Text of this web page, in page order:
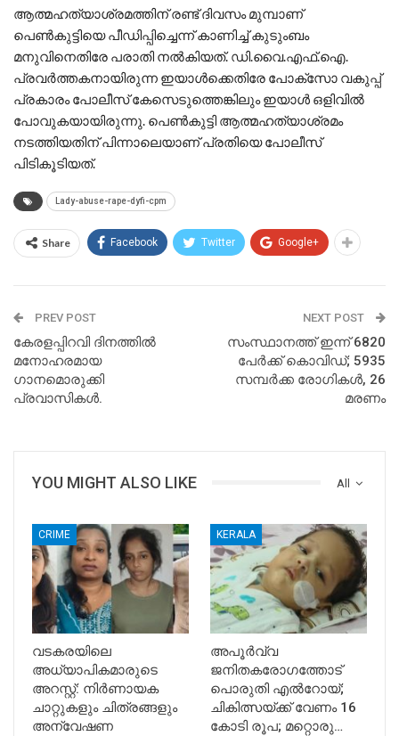
ആത്മഹത്യാശ്രമത്തിന് രണ്ട് ദിവസം മുമ്പാണ്
പെൺകുട്ടിയെ പീഡിപ്പിച്ചെന്ന് കാണിച്ച് കുടുംബം
മനുവിനെതിരേ പരാതി നൽകിയത്. ഡി.വൈ.എഫ്.ഐ.
പ്രവർത്തകനായിരുന്ന ഇയാൾക്കെതിരേ പോക്സോ വകുപ്പ്
പ്രകാരം പോലീസ് കേസെടുത്തെങ്കിലും ഇയാൾ ഒളിവിൽ
പോവുകയായിരുന്നു. പെൺകുട്ടി ആത്മഹത്യാശ്രമം
നടത്തിയതിന് പിന്നാലെയാണ് പ്രതിയെ പോലീസ്
പിടികൂടിയത്.
Lady-abuse-rape-dyfi-cpm
Share Facebook Twitter Google+
PREV POST
കേരളപ്പിറവി ദിനത്തില്‍
മനോഹരമായ
ഗാനമൊരുക്കി
പ്രവാസികള്‍.
NEXT POST
സംസ്ഥാനത്ത് ഇന്ന് 6820
പേർക്ക് കൊവിഡ്; 5935
സമ്പർക്ക രോഗികള്‍, 26
മരണം
All
YOU MIGHT ALSO LIKE
CRIME
വടകരയിലെ
അധ്യാപികമാരുടെ
അറസ്റ്റ്: നിർണായക
ചാറ്റുകളും ചിത്രങ്ങളും
അന്വേഷണ
KERALA
അപൂര്‍വ്വ
ജനിതകരോഗത്തോട്
പൊരുതി എല്‍റോയ്;
ചികിത്സയ്ക്ക് വേണം 16
കോടി രൂപ; മറ്റൊരു…